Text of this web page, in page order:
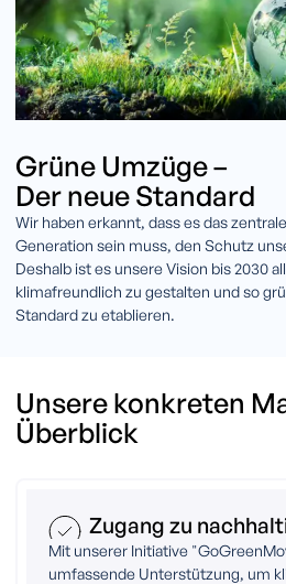
Grüne Umzüge –
Der neue Standard
Wir haben erkannt, dass es das
Generation sein muss, den Schutz
Deshalb ist es unsere Vision bis 2030
klimafreundlich zu gestalten und so
Standard zu etablieren.
Unsere konkreten
Überblick
Zugang zu
Mit unserer Initiative
umfassende Unterstützung, um